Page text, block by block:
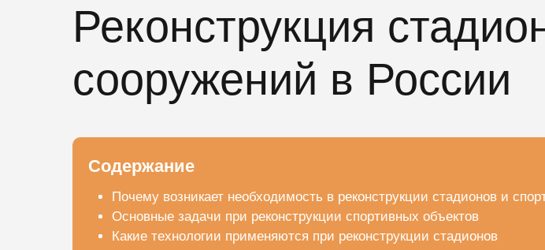
Реконструкция
сооружений в России
Содержание
Почему возникает необходимость в реконструкции стадионов и
Основные задачи при реконструкции спортивных объектов
Какие технологии применяются при реконструкции стадионов